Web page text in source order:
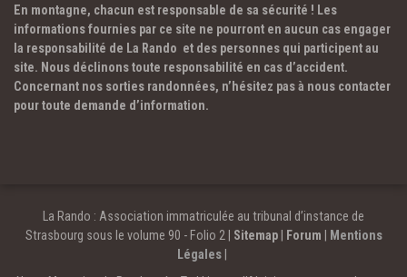
En montagne, chacun est responsable de sa sécurité ! Les
informations fournies par ce site ne pourront en aucun cas engager
la responsabilité de La Rando et des personnes qui participent au
site. Nous déclinons toute responsabilité en cas d’accident.
Concernant nos sorties randonnées, n’hésitez pas à nous contacter
pour toute demande d’information.
La Rando : Association immatriculée au tribunal d’instance de
Strasbourg sous le volume 90 - Folio 2 | Sitemap| Forum
Mentions
Légales